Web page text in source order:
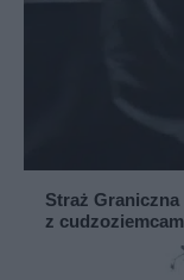
Straż
z